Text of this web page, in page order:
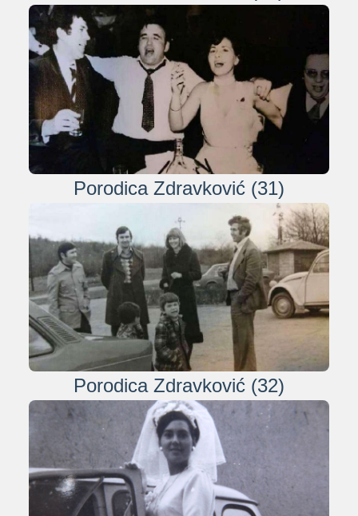
Porodica Zdravković (31)
Porodica Zdravković (32)